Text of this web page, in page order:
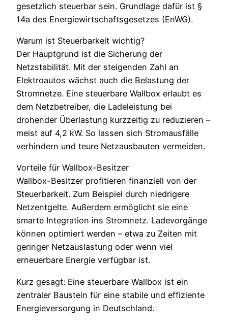
gesetzlich steuerbar sein. Grundlage dafür ist §
14a des Energiewirtschaftsgesetzes (EnWG).
Warum ist Steuerbarkeit wichtig?
Der Hauptgrund ist die Sicherung der
Netzstabilität. Mit der steigenden Zahl an
Elektroautos wächst auch die Belastung der
Stromnetze. Eine steuerbare Wallbox erlaubt es
dem Netzbetreiber, die Ladeleistung bei
drohender Überlastung kurzzeitig zu reduzieren –
meist auf 4,2 kW. So lassen sich Stromausfälle
verhindern und teure Netzausbauten vermeiden.
Vorteile für Wallbox-Besitzer
Wallbox-Besitzer profitieren finanziell von der
Steuerbarkeit. Zum Beispiel durch niedrigere
Netzentgelte. Außerdem ermöglicht sie eine
smarte Integration ins Stromnetz. Ladevorgänge
können optimiert werden – etwa zu Zeiten mit
geringer Netzauslastung oder wenn viel
erneuerbare Energie verfügbar ist.
Kurz gesagt: Eine steuerbare Wallbox ist ein
zentraler Baustein für eine stabile und effiziente
Energieversorgung in Deutschland.